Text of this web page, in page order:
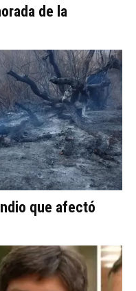
de la
que afectó